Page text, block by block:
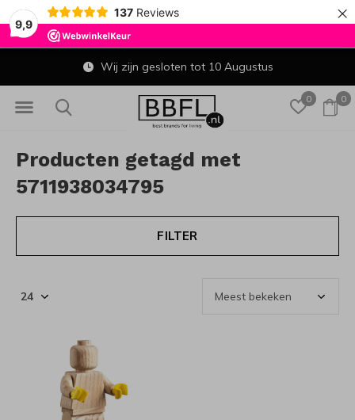
9,9
137 Reviews ×
0 0
Wij zijn gesloten tot 10 Augustus
Producten getagd met
5711938034795
FILTER